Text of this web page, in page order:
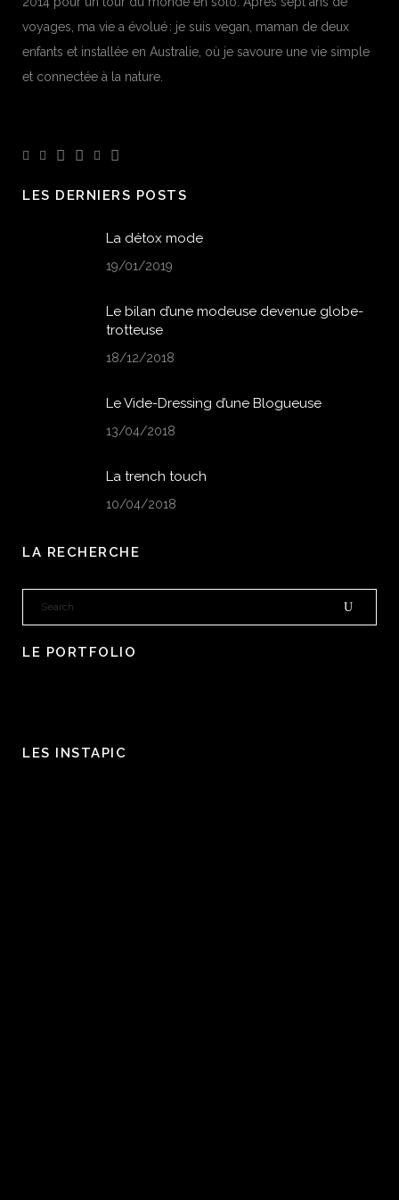
voyages, ma vie a évolué : je suis vegan, maman de deux
enfants et installée en Australie, où je savoure une vie simple
et connectée à la nature.
LES DERNIERS POSTS
La détox mode
19/01/2019
Le bilan d’une modeuse devenue globe-
trotteuse
18/12/2018
Le Vide-Dressing d’une Blogueuse
13/04/2018
La trench touch
10/04/2018
LA RECHERCHE
LE PORTFOLIO
LES INSTAPIC